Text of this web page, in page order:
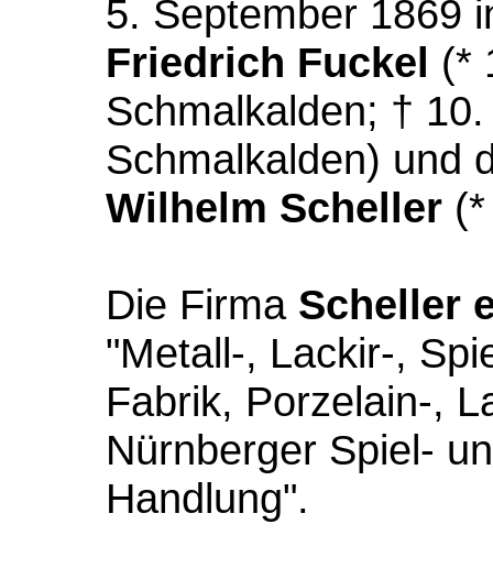
5. September 1869
Friedrich Fuckel (*
Schmalkalden; †
Schmalkalden) und
Wilhelm Scheller
Die Firma Scheller
"Metall-, Lackir-,
Fabrik, Porzelain-,
Nürnberger Spiel-
Handlung".